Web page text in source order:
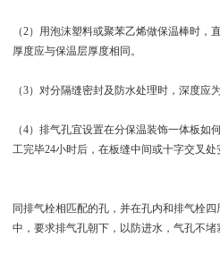
（2）用泡沫塑料或聚苯乙烯做保温棒时，
厚度应与保温层厚度相同。
（3）对分隔缝密封及防水处理时，深度应
（4）排气孔宜设置在分保温装饰一体板
工完毕24小时后，在板缝中间或十字交叉
同排气栓相匹配的孔，并在孔内和排气栓
中，要求排气孔朝下，以防进水，气孔不堵